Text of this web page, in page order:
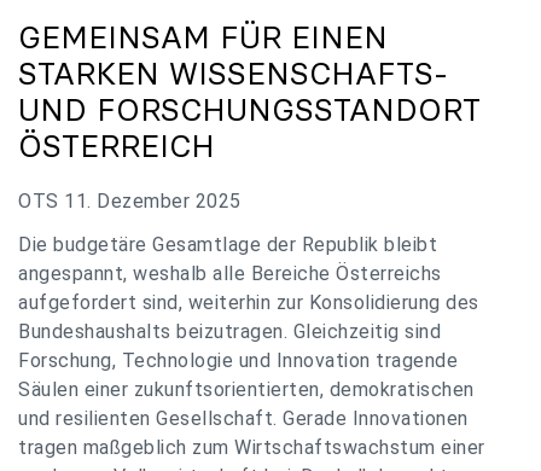
GEMEINSAM FÜR EINEN
STARKEN WISSENSCHAFTS-
UND FORSCHUNGSSTANDORT
ÖSTERREICH
OTS 11. Dezember 2025
Die budgetäre Gesamtlage der Republik bleibt
angespannt, weshalb alle Bereiche Österreichs
aufgefordert sind, weiterhin zur Konsolidierung des
Bundeshaushalts beizutragen. Gleichzeitig sind
Forschung, Technologie und Innovation tragende
Säulen einer zukunftsorientierten, demokratischen
und resilienten Gesellschaft. Gerade Innovationen
tragen maßgeblich zum Wirtschaftswachstum einer